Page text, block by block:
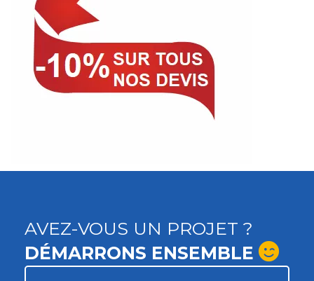
AVEZ-VOUS UN PROJET ?
DÉMARRONS ENSEMBLE